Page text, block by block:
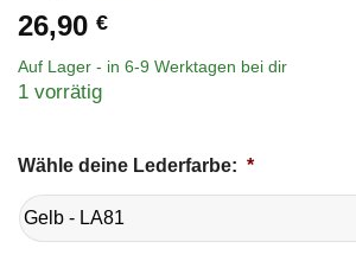
26,90 €
Auf Lager - in 6-9 Werktagen bei dir
1 vorrätig
Wähle deine Lederfarbe: *